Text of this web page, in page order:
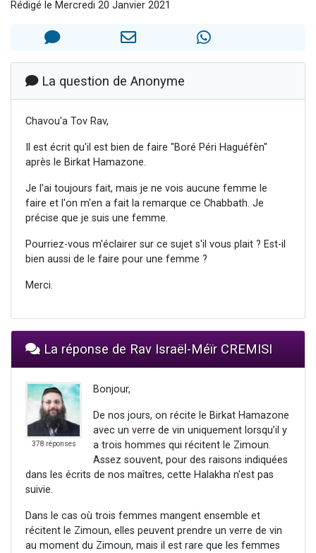
Il reste 49 places pour étudier en groupe sur Zoom
2 personnes viennent de faire un don pour Tsédaka : pauvres d'Israel
Rédigé le Mercredi 20 Janvier 2021
La question de Anonyme
Chavou'a Tov Rav,
Il est écrit qu'il est bien de faire "Boré Péri Haguéfèn"
après le Birkat Hamazone.
Je l'ai toujours fait, mais je ne vois aucune femme le
faire et l'on m'en a fait la remarque ce Chabbath. Je
précise que je suis une femme.
Pourriez-vous m'éclairer sur ce sujet s'il vous plait ? Est-il
bien aussi de le faire pour une femme ?
Merci.
La réponse de Rav Israël-Méïr CREMISI
378 réponses
Bonjour,
De nos jours, on récite le Birkat Hamazone
avec un verre de vin uniquement lorsqu’il y
a trois hommes qui récitent le Zimoun.
Assez souvent, pour des raisons indiquées
dans les écrits de nos maîtres, cette Halakha n'est pas
suivie.
Dans le cas où trois femmes mangent ensemble et
récitent le Zimoun, elles peuvent prendre un verre de vin
au moment du Zimoun, mais il est rare que les femmes